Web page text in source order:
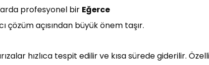
profesyonel bir Eğerce
çözüm açısından büyük önem taşır.
hızlıca tespit edilir ve kısa sürede giderilir.